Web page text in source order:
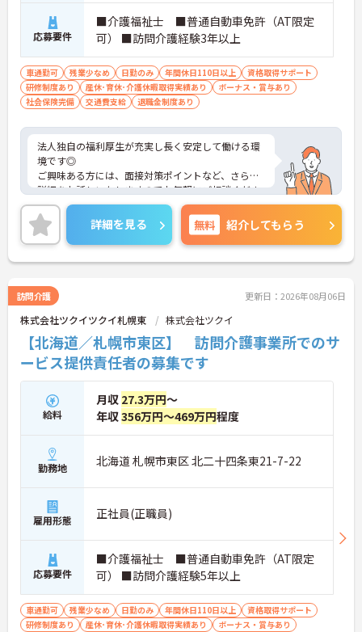
・管理職や他職種への転換など多彩なキャリアプラ
ンを用意
風
応募要件
■介護福祉士 ■普通自動車免許（AT限定
可） ■訪問介護経験3年以上
車通勤可 残業少なめ 日勤のみ 年間休日110日以上
資格取得サポート
研修制度あり
産休･育休･介護休暇取得実績あり
ボーナス・賞与あり
社会保険完備
交通費支給 退職金制度あり
法人独自の福利厚生が充実し長く安定して働ける環
境です◎
ご興味ある方には、面接対策ポイントなど、さらに
詳細をお話しいたしますのでお気軽にご相談くださ
い！
詳細を見る 無料 紹介してもらう
訪問介護 更新日：2026年08月06日
株式会社ツクイツクイ札幌東 株式会社ツクイ
【北海道／札幌市東区】 訪問介護事業所でのサ
ービス提供責任者の募集です
給料
月収 27.3万円～
年収356万円～469万円程度
勤務地 北海道 札幌市東区 北二十四条東21-7-22
雇用形態 正社員(正職員)
応募要件
■介護福祉士 ■普通自動車免許（AT限定
可） ■訪問介護経験5年以上
車通勤可 残業少なめ 日勤のみ 年間休日110日以上
資格取得サポート
研修制度あり
産休･育休･介護休暇取得実績あり ボーナス・賞与あり